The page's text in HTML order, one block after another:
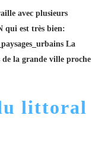
avec plusieurs
qui est très bien:
La
la grande ville proche
littoral